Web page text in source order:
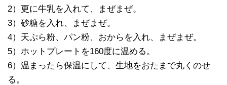
2）更に牛乳を入れて、まぜまぜ。
3）砂糖を入れ、まぜまぜ。
4）天ぷら粉、パン粉、おからを入れ、まぜまぜ。
5）ホットプレートを160度に温める。
6）温まったら保温にして、生地をおたまで丸くのせ
る。